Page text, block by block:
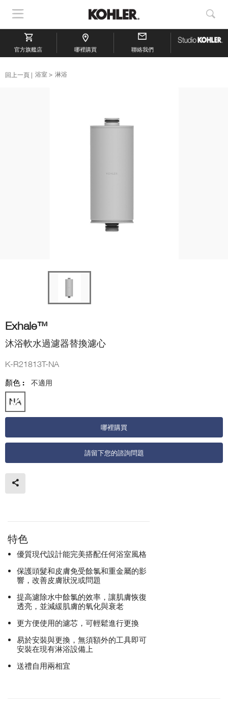
顯
示
導
航
顯
示
搜
官方旗艦店 哪裡購買 聯絡我們
回上一頁 浴室 淋浴
Exhale™
沐浴軟水過濾器替換濾心
K-R21813T-NA
顏色 :
不適用
哪裡購買
請留下您的諮詢問題
特色
優質現代設計能完美搭配任何浴室風格
保護頭髮和皮膚免受餘氯和重金屬的影
響，改善皮膚狀況或問題
提高濾除水中餘氯的效率，讓肌膚恢復
透亮，並減緩肌膚的氧化與衰老
更方便使用的濾芯，可輕鬆進行更換
易於安裝與更換，無須額外的工具即可
安裝在現有淋浴設備上
送禮自用兩相宜